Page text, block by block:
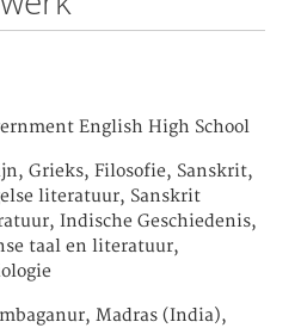
English High School
Grieks, Filosofie, Sanskrit,
literatuur, Sanskrit
Indische Geschiedenis,
taal en literatuur,
Madras (India),